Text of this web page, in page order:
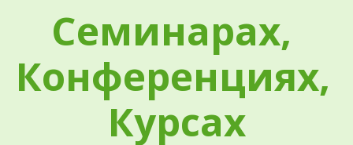
Семинарах,
Конференциях,
Курсах